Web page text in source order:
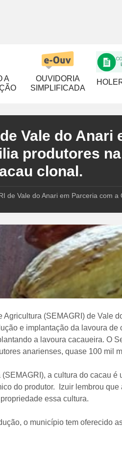
A
OUVIDORIA
SIMPLIFICADA
Vale do
produtores
clonal.
de Vale do Anari em Parceria com
Agricultura (SEMAGRI) de Vale
e implantação da lavoura
a lavoura cacaueira. O
anarienses, quase 100 mil
a cultura do cacau
do produtor. Izuir lembrou
essa cultura.
o município tem oferecido